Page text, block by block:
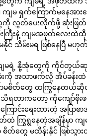
ျမ ရှက်ကြောက်မနေအား
ကို လွှတ်ပေးလိုက်ဖို့ ဆုံးဖြ
ကြီးနဲ့ ကျမအဖုတ်လေးထဲထို
သိမ်းမရ ဖြစ်နေပြီ မဟု
ျမရဲ့ နို့အုံတွေကို ကိုင်တွယ်
းကို အသာဖက်လို့ အိပ်ခန်းထဲ
မစိတ်တွေ ထကြွနေတယ်ဆိုတ
သိရတာကတော့ ကိုကျော်စို
ာင်းရေးထားတဲ့ အပြာစ
တ်ထဲ ကြွရွနေတဲ့အချိန်မှာ က
တွေ မထိန်းနိုင် ဖြစ်သွာ